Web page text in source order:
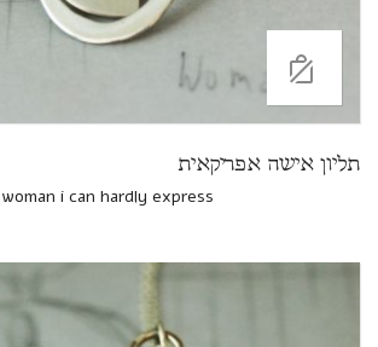
תליון אישה אפריקאית
woman i can hardly express